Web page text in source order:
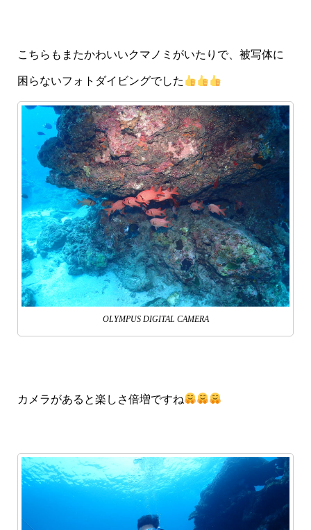
こちらもまたかわいいクマノミがいたりで、被写体に
困らないフォトダイビングでした
OLYMPUS DIGITAL CAMERA
カメラがあると楽しさ倍増ですね